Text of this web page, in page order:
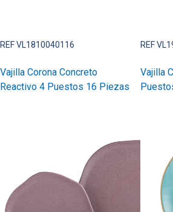
REF VL1810040116
Vajilla Corona Concreto
Reactivo 4 Puestos 16 Piezas
REF
Vajilla